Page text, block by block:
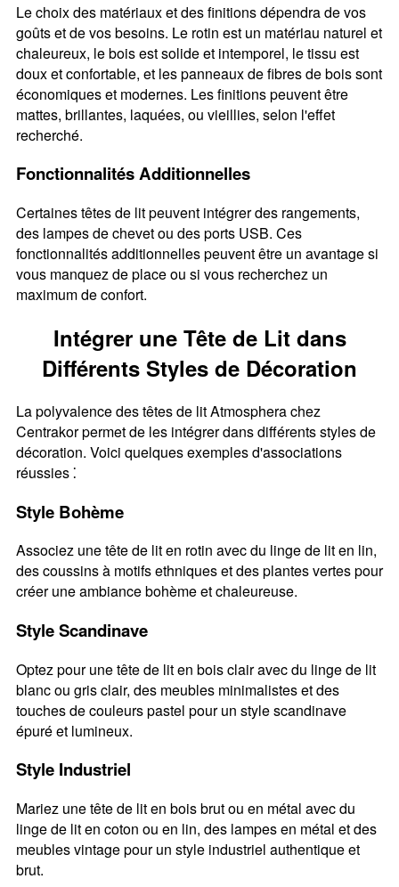
Le choix des matériaux et des finitions dépendra de vos
goûts et de vos besoins. Le rotin est un matériau naturel et
chaleureux, le bois est solide et intemporel, le tissu est
doux et confortable, et les panneaux de fibres de bois sont
économiques et modernes. Les finitions peuvent être
mattes, brillantes, laquées, ou vieillies, selon l'effet
recherché.
Fonctionnalités Additionnelles
Certaines têtes de lit peuvent intégrer des rangements,
des lampes de chevet ou des ports USB. Ces
fonctionnalités additionnelles peuvent être un avantage si
vous manquez de place ou si vous recherchez un
maximum de confort.
Intégrer une Tête de Lit dans
Différents Styles de Décoration
La polyvalence des têtes de lit Atmosphera chez
Centrakor permet de les intégrer dans différents styles de
décoration. Voici quelques exemples d'associations
réussies ⁚
Style Bohème
Associez une tête de lit en rotin avec du linge de lit en lin,
des coussins à motifs ethniques et des plantes vertes pour
créer une ambiance bohème et chaleureuse.
Style Scandinave
Optez pour une tête de lit en bois clair avec du linge de lit
blanc ou gris clair, des meubles minimalistes et des
touches de couleurs pastel pour un style scandinave
épuré et lumineux.
Style Industriel
Mariez une tête de lit en bois brut ou en métal avec du
linge de lit en coton ou en lin, des lampes en métal et des
meubles vintage pour un style industriel authentique et
brut.